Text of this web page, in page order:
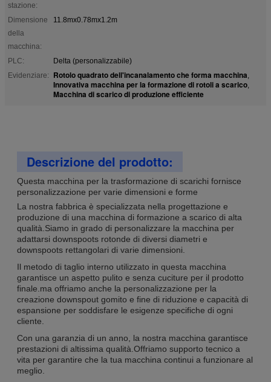
stazione:
Dimensione
della
macchina:
11.8mx0.78mx1.2m
PLC:
Delta (personalizzabile)
Evidenziare:
Rotolo quadrato dell'incanalamento che forma macchina,
Innovativa macchina per la formazione di rotoli a scarico,
Macchina di scarico di produzione efficiente
Descrizione del prodotto:
Questa macchina per la trasformazione di scarichi fornisce
personalizzazione per varie dimensioni e forme
La nostra fabbrica è specializzata nella progettazione e
produzione di una macchina di formazione a scarico di alta
qualità.Siamo in grado di personalizzare la macchina per
adattarsi downspoots rotonde di diversi diametri e
downspoots rettangolari di varie dimensioni.
Il metodo di taglio interno utilizzato in questa macchina
garantisce un aspetto pulito e senza cuciture per il prodotto
finale.ma offriamo anche la personalizzazione per la
creazione downspout gomito e fine di riduzione e capacità di
espansione per soddisfare le esigenze specifiche di ogni
cliente.
Con una garanzia di un anno, la nostra macchina garantisce
prestazioni di altissima qualità.Offriamo supporto tecnico a
vita per garantire che la tua macchina continui a funzionare al
meglio.